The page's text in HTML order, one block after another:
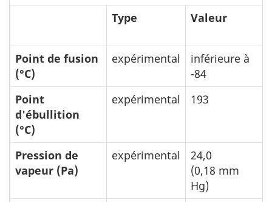
Type Valeur
Point de fusion
(°C)
expérimental
inférieure à
-84
Point
d'ébullition
(°C)
expérimental 193
Pression de
vapeur (Pa)
expérimental
24,0
(0,18 mm
Hg)